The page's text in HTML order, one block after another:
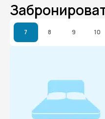
7 8 9 10